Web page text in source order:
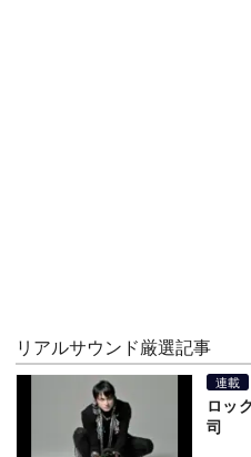
リアルサウンド厳選記事
連載
ロッ
司